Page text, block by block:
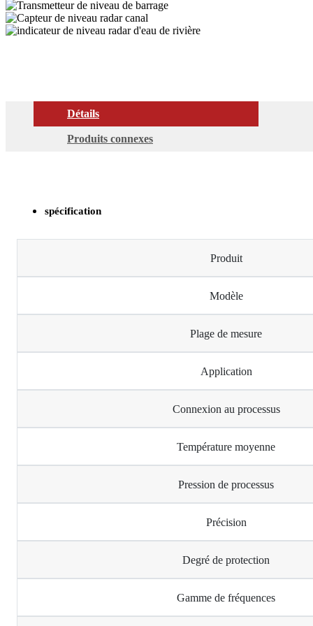
Détails
Produits connexes
spécification
Produit
Modèle
Plage de mesure
Application
Connexion au processus
Température moyenne
Pression de processus
Précision
Degré de protection
Gamme de fréquences